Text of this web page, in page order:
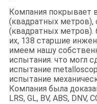
Компания покрывает
(квадратных метров),
(квадратных
их, 138 старшие
имеем нашу
испытания. что могл
испытание
испытание
Компания была
LRS, GL, BV, ABS, DNV,